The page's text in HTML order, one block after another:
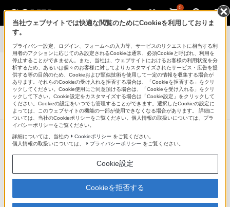
0
RAWデータ現像・閲覧ソフト Image Data Converter サポート
ウンロード
RAWデータ現像・閲覧ソフト Image Data Converter
サポート・お問い合わせ
ダウンロード
RAWデータ（拡張子：ARW/SR2）の現像・閲覧ソフトウェアを無
料でダウンロードできます。
当社ウェブサイトでは快適な閲覧のためにCookieを利用しておりま
す。
プライバシー設定、ログイン、フォームへの入力等、サービスのリクエストに相当する利
用者のアクションに応じてのみ設定されるCookieは通常、必須Cookieと呼ばれ、利用を
停止することができません。また、当社は、ウェブサイトにおけるお客様の利用状況を分
析するため、あるいは個々のお客様に対してよりカスタマイズされたサービス・広告を提
供する等の目的のため、Cookieおよび類似技術を使用して一定の情報を収集する場合が
あります。それらのCookieの受け入れを拒否する場合は、「Cookieを拒否する」をクリ
ックしてください。Cookie使用にご同意頂ける場合は、「Cookieを受け入れる」をクリ
ックして下さい。Cookie設定をカスタマイズする場合は「Cookie設定」をクリックして
ください。Cookieの設定をいつでも管理することができます。選択したCookieの設定に
よっては、このウェブサイトの機能の一部が使用できなくなる場合があります。 詳細に
ついては、当社のCookieポリシーをご覧ください。個人情報の取扱いについては、プラ
イバシーポリシーをご覧ください。
詳細については、当社の
Cookieポリシー をご覧ください。
個人情報の取扱いについては、
プライバシーポリシー をご覧ください。
Cookie設定
Cookieを拒否する